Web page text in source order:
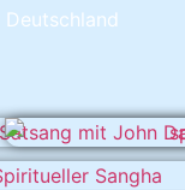
Deutschland